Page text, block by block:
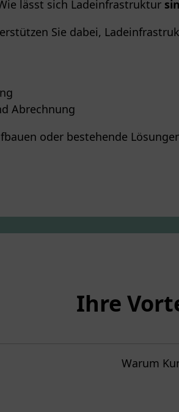
lässt sich Ladeinfrastruktur
Sie dabei,
Abrechnung
oder bestehende
Ihre
Warum